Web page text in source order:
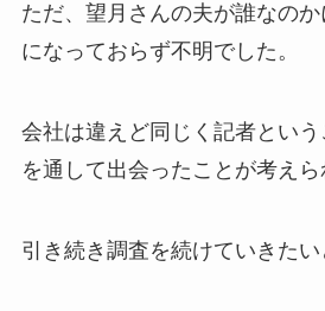
ただ、望月さんの夫が誰なの
になっておらず不明でした。
会社は違えど同じく記者とい
を通して出会ったことが考えら
引き続き調査を続けていきたい